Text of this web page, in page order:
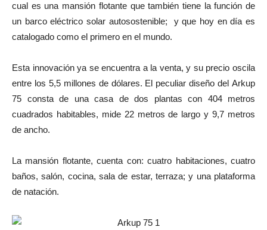
cual es una mansión flotante que también tiene la función de
un barco eléctrico solar autosostenible; y que hoy en día es
catalogado como el primero en el mundo.
Esta innovación ya se encuentra a la venta, y su precio oscila
entre los 5,5 millones de dólares. El peculiar diseño del Arkup
75 consta de una casa de dos plantas con 404 metros
cuadrados habitables, mide 22 metros de largo y 9,7 metros
de ancho.
La mansión flotante, cuenta con: cuatro habitaciones, cuatro
baños, salón, cocina, sala de estar, terraza; y una plataforma
de natación.